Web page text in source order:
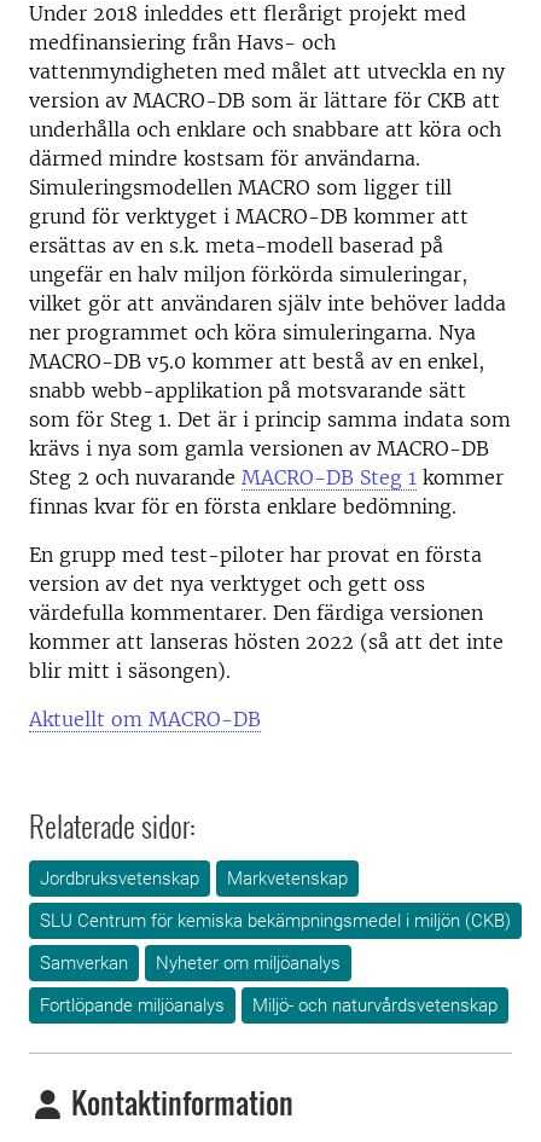
Under 2018 inleddes ett flerårigt projekt med
medfinansiering från Havs- och
vattenmyndigheten med målet att utveckla en ny
version av MACRO-DB som är lättare för CKB att
underhålla och enklare och snabbare att köra och
därmed mindre kostsam för användarna.
Simuleringsmodellen MACRO som ligger till
grund för verktyget i MACRO-DB kommer att
ersättas av en s.k. meta-modell baserad på
ungefär en halv miljon förkörda simuleringar,
vilket gör att användaren själv inte behöver ladda
ner programmet och köra simuleringarna. Nya
MACRO-DB v5.0 kommer att bestå av en enkel,
snabb webb-applikation på motsvarande sätt
som för Steg 1. Det är i princip samma indata som
krävs i nya som gamla versionen av MACRO-DB
Steg 2 och nuvarande MACRO-DB Steg 1 kommer
finnas kvar för en första enklare bedömning.
En grupp med test-piloter har provat en första
version av det nya verktyget och gett oss
värdefulla kommentarer. Den färdiga versionen
kommer att lanseras hösten 2022 (så att det inte
blir mitt i säsongen).
Aktuellt om MACRO-DB
Relaterade sidor:
Jordbruksvetenskap
Markvetenskap
SLU Centrum för kemiska bekämpningsmedel i miljön (CKB)
Samverkan
Nyheter om miljöanalys
Fortlöpande miljöanalys
Miljö- och naturvårdsvetenskap
Kontaktinformation